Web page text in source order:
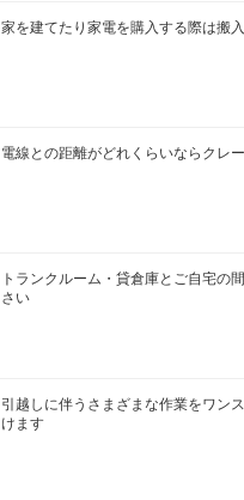
家を建てたり家電を購入する際は搬
電線との距離がどれくらいならクレ
トランクルーム・貸倉庫とご自宅の
さい
引越しに伴うさまざまな作業をワン
けます